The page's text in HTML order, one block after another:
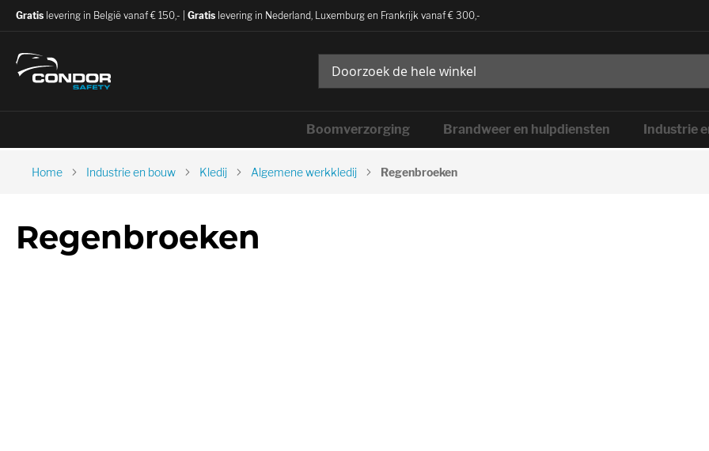
Gratis levering in België vanaf € 150,- | Gratis levering in Nederland, Luxemburg en Frankrijk vanaf € 300,-
Boomverzorging Brandweer en hulpdiensten Industrie
Home Industrie en bouw Kledij Algemene werkkledij Regenbroeken
Regenbroeken